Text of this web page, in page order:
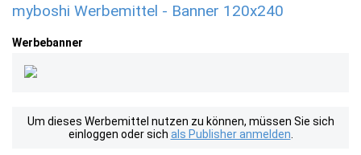
myboshi Werbemittel - Banner 120x240
Werbebanner
Um dieses Werbemittel nutzen zu können, müssen Sie sich
einloggen oder sich als Publisher anmelden